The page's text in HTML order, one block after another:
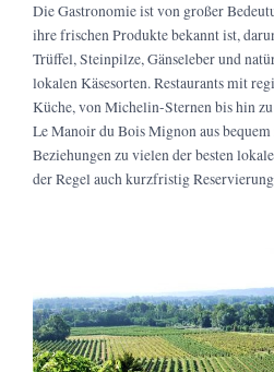
Die Gastronomie ist von großer
ihre frischen Produkte bekannt ist,
Trüffel, Steinpilze, Gänseleber und
lokalen Käsesorten. Restaurants mit
Küche, von Michelin-Sternen bis hin
Le Manoir du Bois Mignon aus
Beziehungen zu vielen der besten
der Regel auch kurzfristig